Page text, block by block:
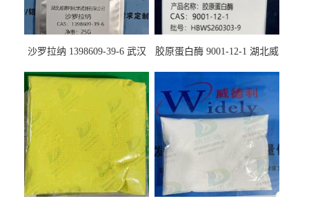
沙罗拉纳 1398609-39-6 武汉
胶原蛋白酶 9001-12-1 湖北威